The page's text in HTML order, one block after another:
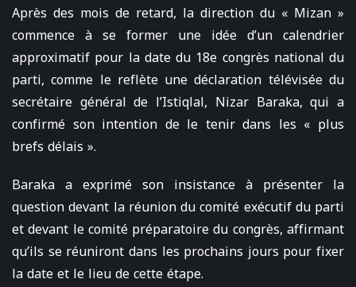
Après des mois de retard, la direction du « Mizan »
commence à se former une idée d’un calendrier
approximatif pour la date du 18e congrès national du
parti, comme le reflète une déclaration télévisée du
secrétaire général de l’Istiqlal, Nizar Baraka, qui a
confirmé son intention de le tenir dans les « plus
brefs délais ».
Baraka a exprimé son insistance à présenter la
question devant la réunion du comité exécutif du parti
et devant le comité préparatoire du congrès, affirmant
qu’ils se réuniront dans les prochains jours pour fixer
la date et le lieu de cette étape.